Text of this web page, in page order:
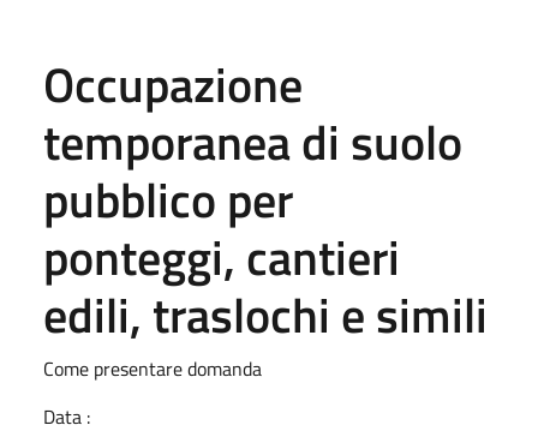
Occupazione
temporanea di suolo
pubblico per
ponteggi, cantieri
edili, traslochi e simili
Come presentare domanda
Data :